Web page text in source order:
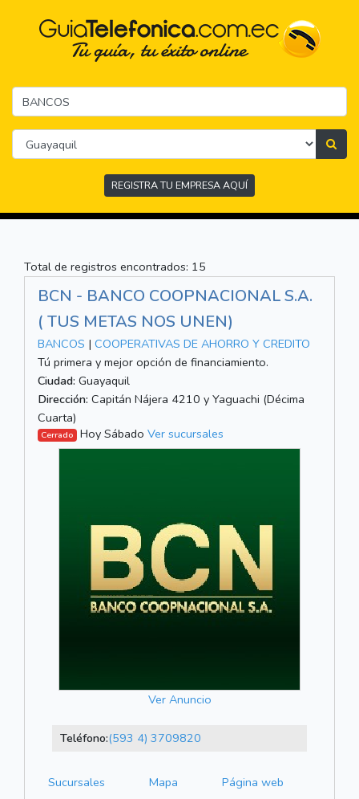
REGISTRA TU EMPRESA AQUÍ
Total de registros encontrados: 15
BCN - BANCO COOPNACIONAL S.A.
( TUS METAS NOS UNEN)
BANCOS | COOPERATIVAS DE AHORRO Y CREDITO
Tú primera y mejor opción de financiamiento.
Ciudad: Guayaquil
Dirección: Capitán Nájera 4210 y Yaguachi (Décima
Cuarta)
Cerrado Hoy Sábado Ver sucursales
Ver Anuncio
Teléfono:(593 4) 3709820
Sucursales Mapa
Página web